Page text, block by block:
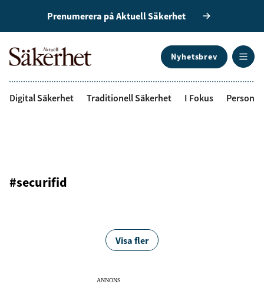
Prenumerera på Aktuell Säkerhet
Nyhetsbrev
Digital Säkerhet Traditionell Säkerhet I Fokus
#securifid
Visa fler
ANNONS